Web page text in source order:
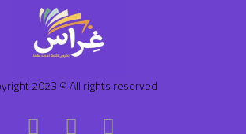
2023 © All rights reserved.